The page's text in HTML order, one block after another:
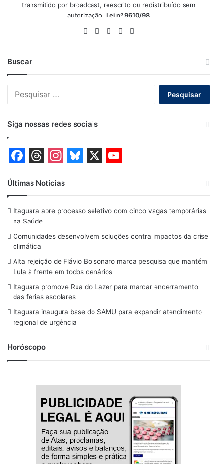
transmitido por broadcast, reescrito ou redistribuído sem
autorização. Lei nº 9610/98
WebsiteFacebook
X YouTube
Buscar
Siga nossas redes sociais
a
c
e
b
o
o
k
h
r
e
a
d
s
n
s
t
a
r
a
m
u
e
s
y
u
T
u
e
Últimas Notícias
Itaguara abre processo seletivo com cinco vagas temporárias
na Saúde
Comunidades desenvolvem soluções contra impactos da crise
climática
Alta rejeição de Flávio Bolsonaro marca pesquisa que mantém
Lula à frente em todos cenários
Itaguara promove Rua do Lazer para marcar encerramento
das férias escolares
Itaguara inaugura base do SAMU para expandir atendimento
regional de urgência
Horóscopo